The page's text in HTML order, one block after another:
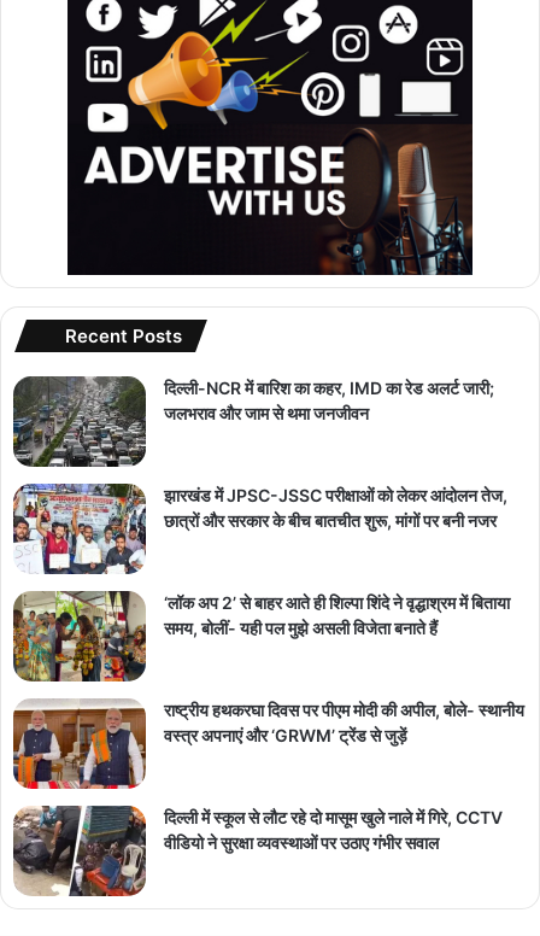
Recent Posts
दिल्ली-NCR में बारिश का कहर, IMD का रेड अलर्ट जारी;
जलभराव और जाम से थमा जनजीवन
झारखंड में JPSC-JSSC परीक्षाओं को लेकर आंदोलन तेज,
छात्रों और सरकार के बीच बातचीत शुरू, मांगों पर बनी नजर
‘लॉक अप 2’ से बाहर आते ही शिल्पा शिंदे ने वृद्धाश्रम में बिताया
समय, बोलीं- यही पल मुझे असली विजेता बनाते हैं
राष्ट्रीय हथकरघा दिवस पर पीएम मोदी की अपील, बोले- स्थानीय
वस्त्र अपनाएं और ‘GRWM’ ट्रेंड से जुड़ें
दिल्ली में स्कूल से लौट रहे दो मासूम खुले नाले में गिरे, CCTV
वीडियो ने सुरक्षा व्यवस्थाओं पर उठाए गंभीर सवाल